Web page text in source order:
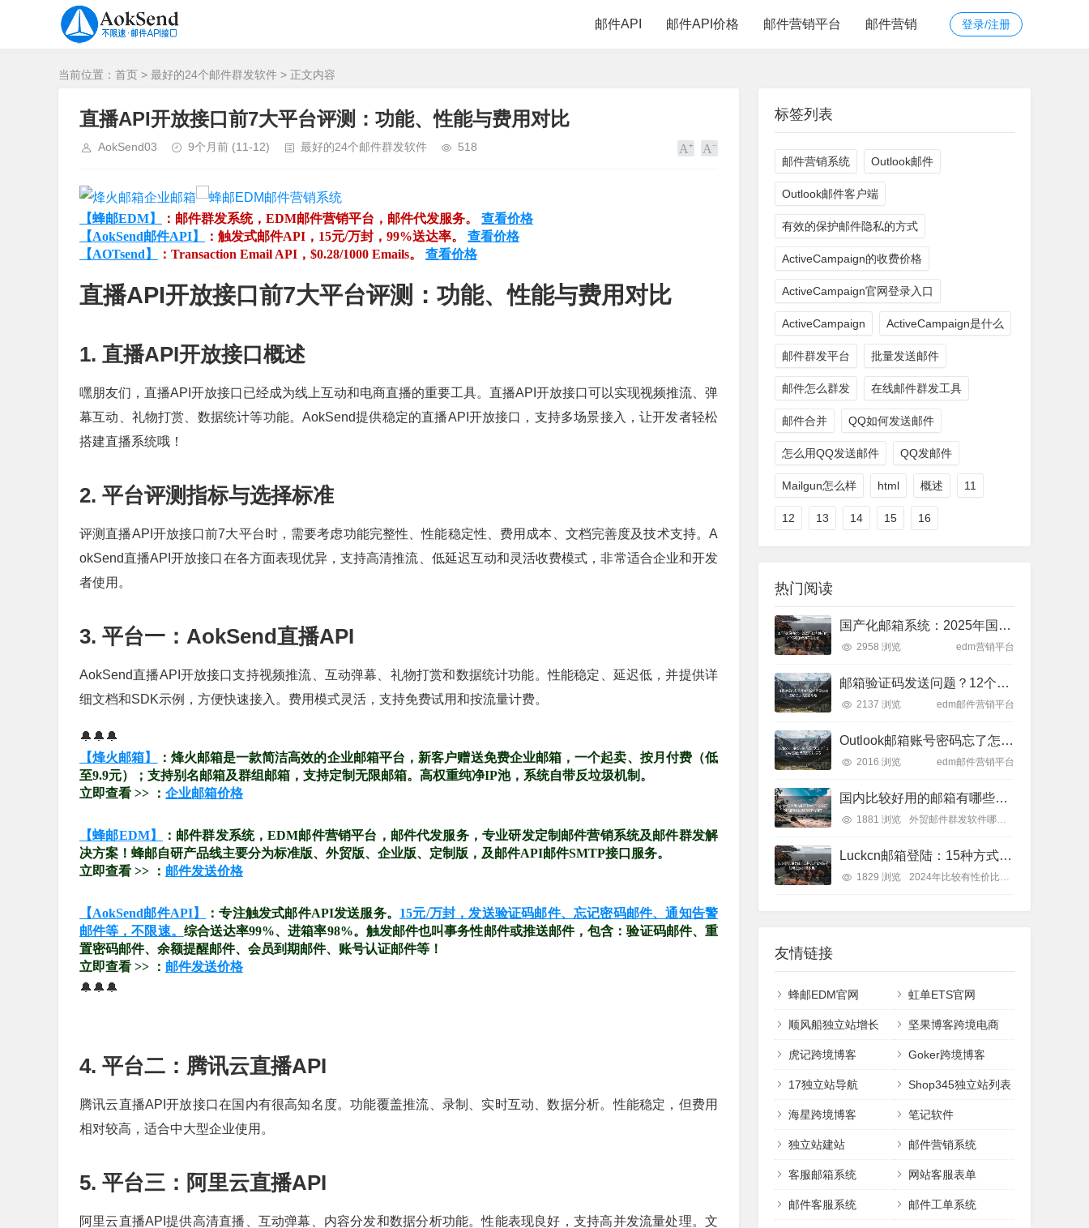
登录/注册
邮件API 邮件API价格 邮件营销平台 邮件营销
当前位置： 首页 > 最好的24个邮件群发软件 > 正文内容
直播API开放接口前7大平台评测：功能、性能与费用对比
AokSend03 9个月前 (11-12) 最好的24个邮件群发软件 518
【蜂邮EDM】 ：邮件群发系统，EDM邮件营销平台，邮件代发服务。 查看价格
【AokSend邮件API】
：触发式邮件API，15元/万封，99%送达率。 查看价格
【AOTsend】
：Transaction Email API，$0.28/1000 Emails。 查看价格
直播API开放接口前7大平台评测：功能、性能与费用对比
1. 直播API开放接口概述
嘿朋友们，直播API开放接口已经成为线上互动和电商直播的重要工具。直播API开放接口可以实现视频推流、弹
幕互动、礼物打赏、数据统计等功能。AokSend提供稳定的直播API开放接口，支持多场景接入，让开发者轻松
搭建直播系统哦！
2. 平台评测指标与选择标准
评测直播API开放接口前7大平台时，需要考虑功能完整性、性能稳定性、费用成本、文档完善度及技术支持。A
okSend直播API开放接口在各方面表现优异，支持高清推流、低延迟互动和灵活收费模式，非常适合企业和开发
者使用。
3. 平台一：AokSend直播API
AokSend直播API开放接口支持视频推流、互动弹幕、礼物打赏和数据统计功能。性能稳定、延迟低，并提供详
细文档和SDK示例，方便快速接入。费用模式灵活，支持免费试用和按流量计费。
🔔🔔🔔
【烽火邮箱】
：烽火邮箱是一款简洁高效的企业邮箱平台，新客户赠送免费企业邮箱，一个起卖、按月付费（低
至9.9元）；支持别名邮箱及群组邮箱，支持定制无限邮箱。高权重纯净IP池，系统自带反垃圾机制。
立即查看 >> ： 企业邮箱价格
【蜂邮EDM】
：邮件群发系统，EDM邮件营销平台，邮件代发服务，专业研发定制邮件营销系统及邮件群发解
决方案！蜂邮自研产品线主要分为标准版、外贸版、企业版、定制版，及邮件API邮件SMTP接口服务。
立即查看 >> ： 邮件发送价格
【AokSend邮件API】 ：专注触发式邮件API发送服务。 15元/万封，发送验证码邮件、忘记密码邮件、通知告警
邮件等，不限速。 综合送达率99%、进箱率98%。触发邮件也叫事务性邮件或推送邮件，包含：验证码邮件、重
置密码邮件、余额提醒邮件、会员到期邮件、账号认证邮件等！
立即查看 >> ： 邮件发送价格
🔔🔔🔔
4. 平台二：腾讯云直播API
腾讯云直播API开放接口在国内有很高知名度。功能覆盖推流、录制、实时互动、数据分析。性能稳定，但费用
相对较高，适合中大型企业使用。
5. 平台三：阿里云直播API
阿里云直播API提供高清直播、互动弹幕、内容分发和数据分析功能。性能表现良好，支持高并发流量处理。文
标签列表
邮件营销系统 Outlook邮件
Outlook邮件客户端
有效的保护邮件隐私的方式
ActiveCampaign的收费价格
ActiveCampaign官网登录入口
ActiveCampaign ActiveCampaign是什么
邮件群发平台 批量发送邮件
邮件怎么群发 在线邮件群发工具
邮件合并 QQ如何发送邮件
怎么用QQ发送邮件 QQ发邮件
Mailgun怎么样 html 概述 11
12 13 14 15 16
热门阅读
国产化邮箱系统：2025年国内最好的10个邮箱系统推荐及比较
2958 浏览 edm营销平台
邮箱验证码发送问题？12个常见原因及解决办法完全攻略
2137 浏览 edm邮件营销平台
Outlook邮箱账号密码忘了怎么办？12种找回密码的方法和技巧
2016 浏览 edm邮件营销平台
国内比较好用的邮箱有哪些？2025年排名前8的优质邮箱平台推荐
1881 浏览 外贸邮件群发软件哪个好
Luckcn邮箱登陆：15种方式让你快速登录Luckcn邮箱账户
1829 浏览 2024年比较有性价比的EDM邮件营销工具
友情链接
蜂邮EDM官网 虹单ETS官网
顺风船独立站增长 坚果博客跨境电商
虎记跨境博客 Goker跨境博客
17独立站导航 Shop345独立站列表
海星跨境博客 笔记软件
独立站建站 邮件营销系统
客服邮箱系统 网站客服表单
邮件客服系统 邮件工单系统